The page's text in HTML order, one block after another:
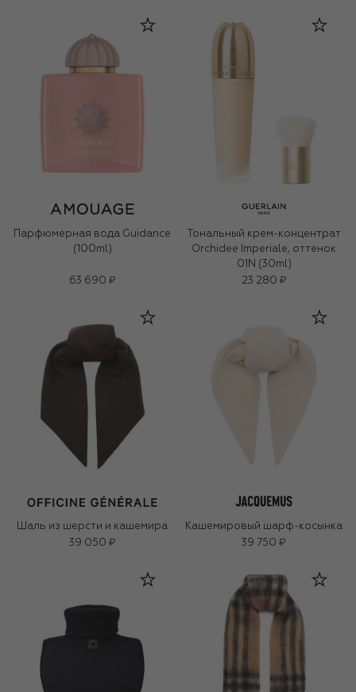
Парфюмерная вода Guidance
(100ml)
63 690 ₽
Тональный крем-концентрат
Orchidee Imperiale, оттенок
01N (30ml)
23 280 ₽
Шаль из шерсти и кашемира
39 050 ₽
Кашемировый шарф-косынка
39 750 ₽